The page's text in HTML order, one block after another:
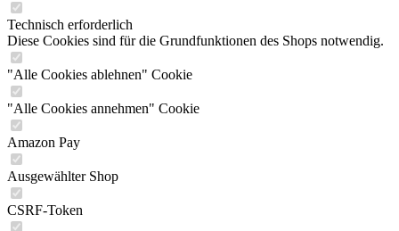
Technisch erforderlich
Diese Cookies sind für die Grundfunktionen des Shops notwendig.
"Alle Cookies ablehnen" Cookie
"Alle Cookies annehmen" Cookie
Amazon Pay
Ausgewählter Shop
CSRF-Token